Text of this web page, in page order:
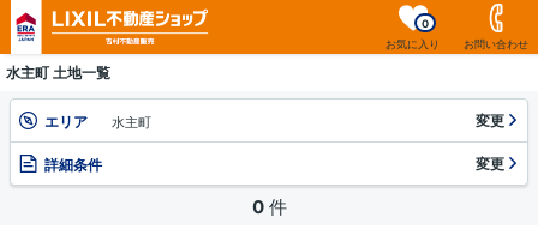
お気に入り
0
お問い合わせ
水主町 土地一覧
エリア 水主町 変更
詳細条件 変更
0 件